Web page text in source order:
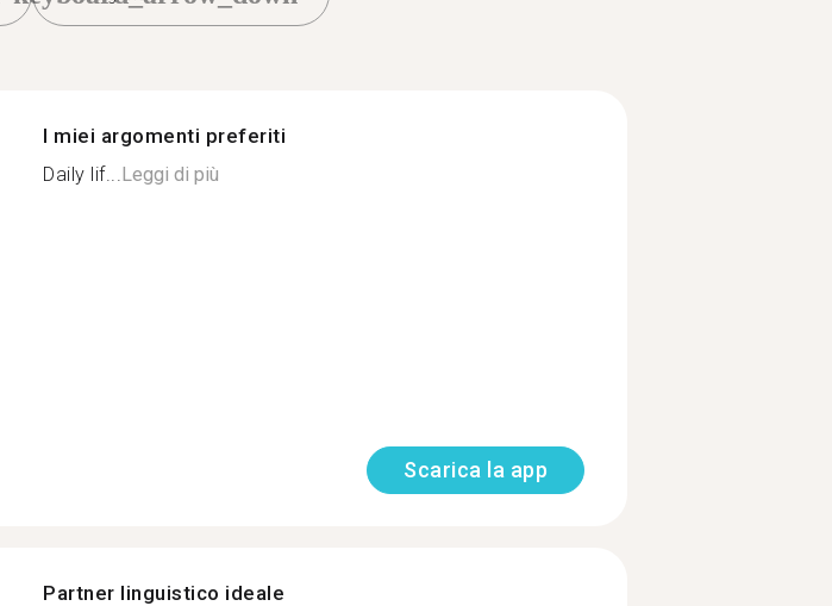
I miei argomenti preferiti
Daily lif...Leggi di più
Scarica la app
Partner linguistico ideale